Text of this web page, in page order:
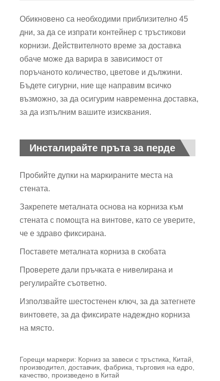
Обикновено са необходими приблизително 45
дни, за да се изпрати контейнер с тръстикови
корнизи. Действителното време за доставка
обаче може да варира в зависимост от
поръчаното количество, цветове и дължини.
Бъдете сигурни, ние ще направим всичко
възможно, за да осигурим навременна доставка,
за да изпълним вашите изисквания.
Инсталирайте пръта за перде
Пробийте дупки на маркираните места на
стената.
Закрепете металната основа на корниза към
стената с помощта на винтове, като се уверите,
че е здраво фиксирана.
Поставете металната корниза в скобата
Проверете дали пръчката е нивелирана и
регулирайте съответно.
Използвайте шестостенен ключ, за да затегнете
винтовете, за да фиксирате надеждно корниза
на място.
Горещи маркери: Корниз за завеси с тръстика, Китай,
производител, доставчик, фабрика, търговия на едро,
качество, произведено в Китай